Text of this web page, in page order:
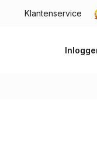
Gratis verzending v.a. €
Klantenservice